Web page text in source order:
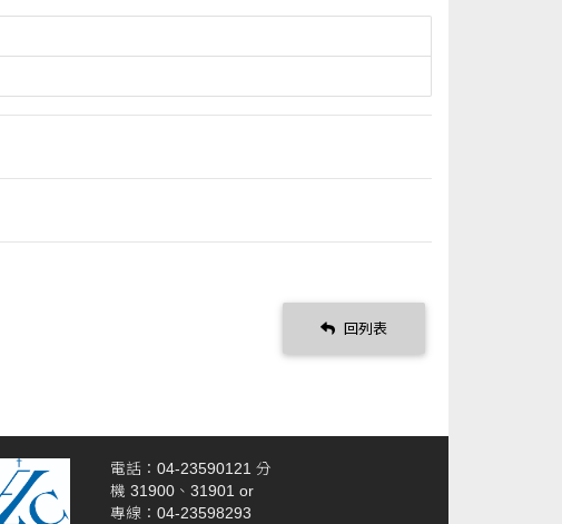
回列表
電話：04-23590121 分
機 31900、31901 or
專線：04-23598293